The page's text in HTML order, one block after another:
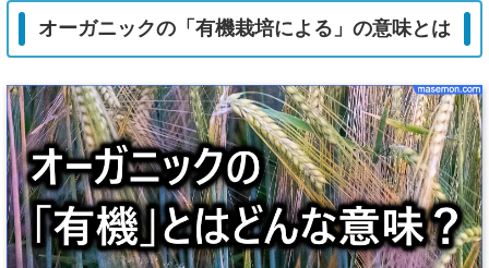
オーガニックの「有機栽培による」の意味とは